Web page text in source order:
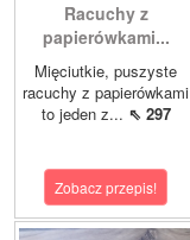
Racuchy z
papierówkami...
Mięciutkie, puszyste
racuchy z papierówkami
to jeden z... ⇖ 297
Zobacz przepis!